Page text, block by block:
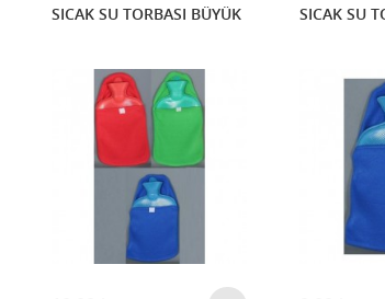
SICAK SU TORBASI BÜYÜK SICAK SU